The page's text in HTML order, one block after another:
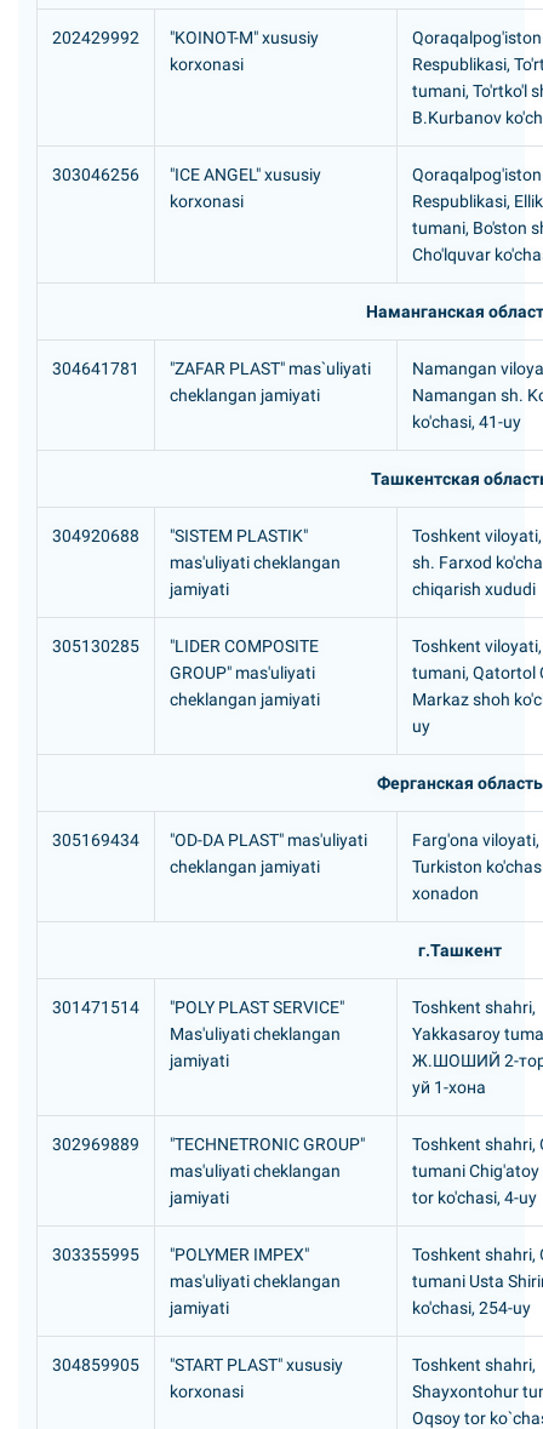
202429992
"KOINOT-M" xususiy
korxonasi
Qoraqalpog'iston
Respublikasi,
tumani, To'rtko'l
B.Kurbanov
303046256
"ICE ANGEL" xususiy
korxonasi
Qoraqalpog'iston
Respublikasi,
tumani, Bo'ston
Cho'lquvar
Наманганская
304641781
"ZAFAR PLAST" mas`uliyati
cheklangan jamiyati
Namangan
Namangan sh.
ko'chasi, 41-uy
Ташкентская
304920688
"SISTEM PLASTIK"
mas'uliyati cheklangan
jamiyati
Toshkent
sh. Farxod
chiqarish xududi
305130285
"LIDER COMPOSITE
GROUP" mas'uliyati
cheklangan jamiyati
Toshkent
tumani, Qatortol
Markaz shoh
uy
Ферганская область
305169434
"OD-DA PLAST" mas'uliyati
cheklangan jamiyati
Farg'ona viloyati,
Turkiston
xonadon
г.Ташкент
301471514
"POLY PLAST SERVICE"
Mas'uliyati cheklangan
jamiyati
Toshkent shahri,
Yakkasaroy
Ж.ШОШИЙ 2-тор
уй 1-хона
302969889
"TECHNETRONIC GROUP"
mas'uliyati cheklangan
jamiyati
Toshkent shahri,
tumani Chig'atoy
tor ko'chasi, 4-uy
303355995
"POLYMER IMPEX"
mas'uliyati cheklangan
jamiyati
Toshkent shahri,
tumani Usta
ko'chasi, 254-uy
304859905
"START PLAST" xususiy
korxonasi
Toshkent shahri,
Shayxontohur
Oqsoy tor